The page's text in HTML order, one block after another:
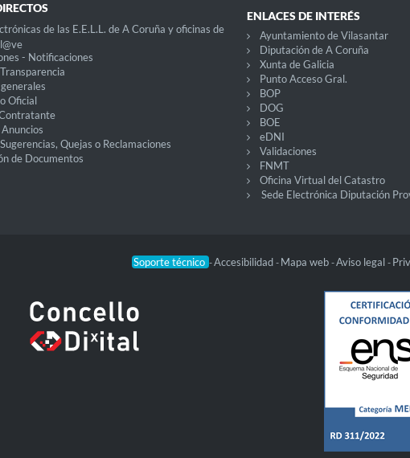
de las E.E.L.L. de A Coruña y oficinas de
- Notificaciones
Oficial
Quejas o Reclamaciones
de Documentos
ENLACES DE INTERÉS
Ayuntamiento de Vilasantar
Diputación de A Coruña
Xunta de Galicia
Punto Acceso Gral.
BOP
DOG
BOE
eDNI
Validaciones
FNMT
Oficina Virtual del Catastro
Sede Electrónica Diputación
Soporte técnico -Accesibilidad - Mapa web -Aviso legal -